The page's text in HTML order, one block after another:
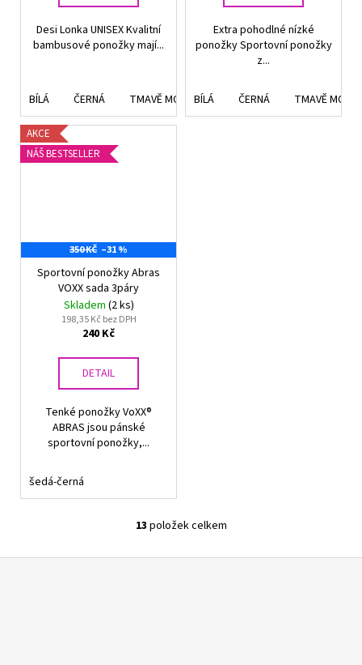
Desi Lonka UNISEX Kvalitní
bambusové ponožky mají...
BÍLÁ ČERNÁ TMAVĚ MODRÁ TMAVĚ ŠEDÁ BÉŽOVÁ
Extra pohodlné nízké
ponožky Sportovní ponožky
z...
BÍLÁ ČERNÁ TMAVĚ
AKCE
NÁŠ BESTSELLER
350 KČ –31 %
Sportovní ponožky Abras
VOXX sada 3páry
Skladem (2 ks)
198,35 Kč bez DPH
240 Kč
DETAIL
Tenké ponožky VoXX®
ABRAS jsou pánské
sportovní ponožky,...
šedá-černá
O
13 položek celkem